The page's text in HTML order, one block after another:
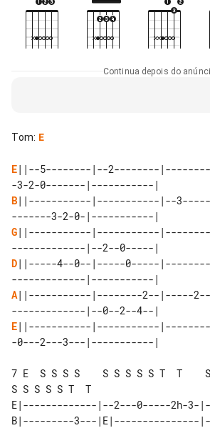
Continua depois do
Tom: E
E||--5--------|--2--------
B||-----------|-----------|--
G||-----------|-----------
D||-----4--0--|-----0-----
A||-----------|--------2--|-----
E||-----------|-----------|--------
-0---2---3---|-----------|
7 E  S S S S    S S S S S T  T
S S S S S T  T
E|-------------|--2---0-----2h-3-
B|---------3---|E|---------------